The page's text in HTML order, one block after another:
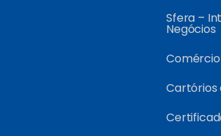
Sfera –
Negócios
Cartórios